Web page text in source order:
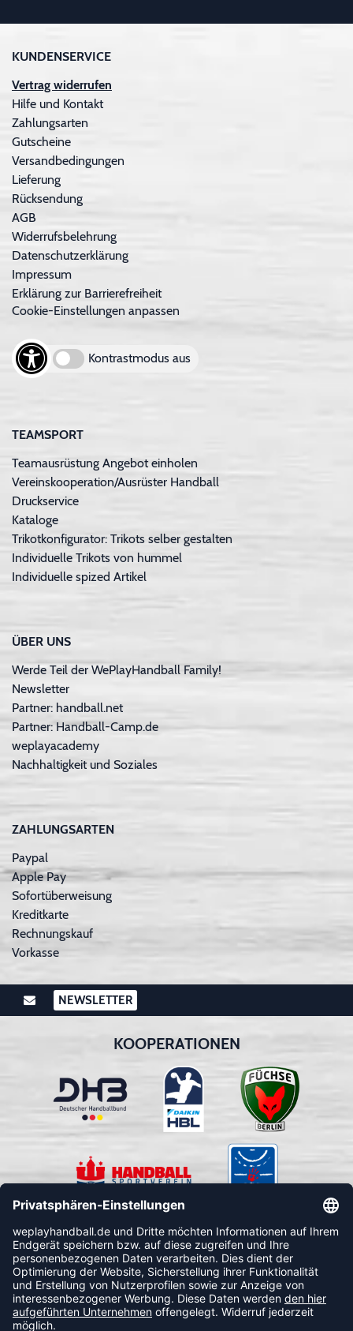
KUNDENSERVICE
Vertrag widerrufen
Hilfe und Kontakt
Zahlungsarten
Gutscheine
Versandbedingungen
Lieferung
Rücksendung
AGB
Widerrufsbelehrung
Datenschutzerklärung
Impressum
Erklärung zur Barrierefreiheit
Cookie-Einstellungen anpassen
Kontrastmodus aus
TEAMSPORT
Teamausrüstung Angebot einholen
Vereinskooperation/Ausrüster Handball
Druckservice
Kataloge
Trikotkonfigurator: Trikots selber gestalten
Individuelle Trikots von hummel
Individuelle spized Artikel
ÜBER UNS
Werde Teil der WePlayHandball Family!
Newsletter
Partner: handball.net
Partner: Handball-Camp.de
weplayacademy
Nachhaltigkeit und Soziales
ZAHLUNGSARTEN
Paypal
Apple Pay
Sofortüberweisung
Kreditkarte
Rechnungskauf
Vorkasse
NEWSLETTER
KOOPERATIONEN
FOLLOW US